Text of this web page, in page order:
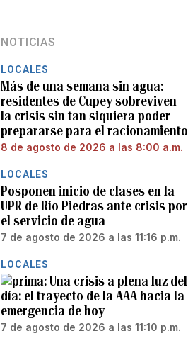
NOTICIAS
LOCALES
Más de una semana sin agua:
residentes de Cupey sobreviven
la crisis sin tan siquiera poder
prepararse para el racionamiento
8 de agosto de 2026 a las 8:00 a.m.
LOCALES
Posponen inicio de clases en la
UPR de Río Piedras ante crisis por
el servicio de agua
7 de agosto de 2026 a las 11:16 p.m.
LOCALES
Una crisis a plena luz del
día: el trayecto de la AAA hacia la
emergencia de hoy
7 de agosto de 2026 a las 11:10 p.m.